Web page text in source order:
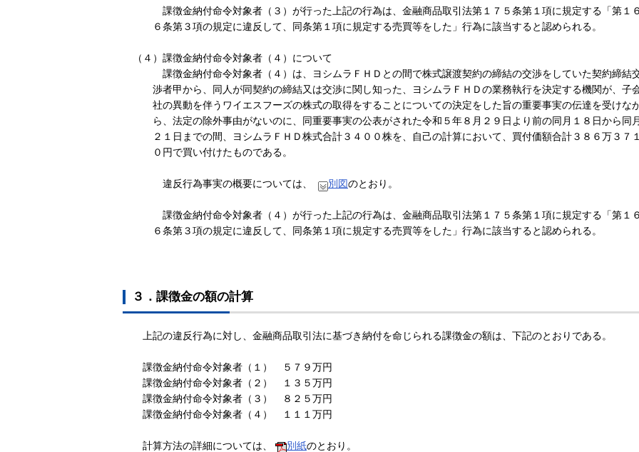
課徴金納付命令対象者（３）が行った上記の行為は、金融商品取引法第１７５条第１項に規定する「第１
６条第３項の規定に違反して、同条第１項に規定する売買等をした」行為に該当すると認められる。
（４）課徴金納付命令対象者（４）について
課徴金納付命令対象者（４）は、ヨシムラＦＨＤとの間で株式譲渡契約の締結の交渉をしていた契約締結
渉者甲から、同人が同契約の締結又は交渉に関し知った、ヨシムラＦＨＤの業務執行を決定する機関が、子
社の異動を伴うワイエスフーズの株式の取得をすることについての決定をした旨の重要事実の伝達を受けな
ら、法定の除外事由がないのに、同重要事実の公表がされた令和５年８月２９日より前の同月１８日から同
２１日までの間、ヨシムラＦＨＤ株式合計３４００株を、自己の計算において、買付価額合計３８６万３７
０円で買い付けたものである。
違反行為事実の概要については、 別図のとおり。
課徴金納付命令対象者（４）が行った上記の行為は、金融商品取引法第１７５条第１項に規定する「第１
６条第３項の規定に違反して、同条第１項に規定する売買等をした」行為に該当すると認められる。
３．課徴金の額の計算
上記の違反行為に対し、金融商品取引法に基づき納付を命じられる課徴金の額は、下記のとおりである。
課徴金納付命令対象者（１） ５７９万円
課徴金納付命令対象者（２） １３５万円
課徴金納付命令対象者（３） ８２５万円
課徴金納付命令対象者（４） １１１万円
計算方法の詳細については、 別紙のとおり。